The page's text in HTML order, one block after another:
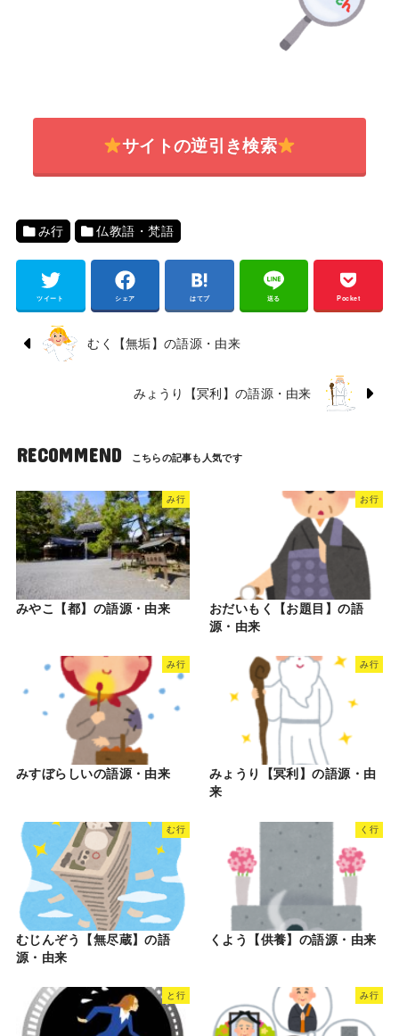
サイトの逆引き検索
み行 仏教語・梵語
ツイート シェア はてブ 送る Pocket
むく【無垢】の語源・由来
みょうり【冥利】の語源・由来
RECOMMEND
み行
みやこ【都】の語源・由来
お行
おだいもく【お題目】の語
源・由来
み行
みすぼらしいの語源・由来
み行
みょうり【冥利】の語源・由
来
む行
むじんぞう【無尽蔵】の語
源・由来
く行
くよう【供養】の語源・由来
と行 み行